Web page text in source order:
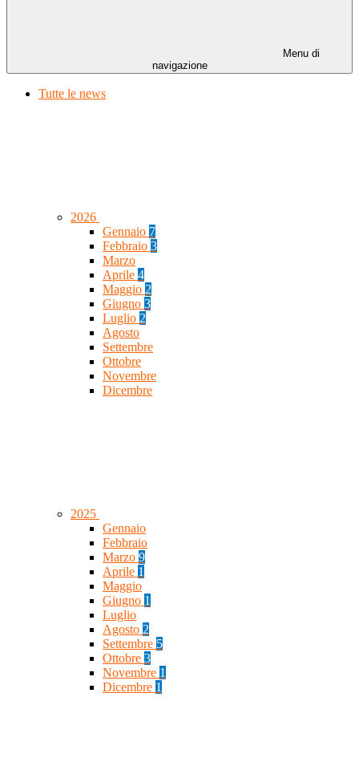
Menu di
navigazione
Tutte le news
2026
Gennaio 7
Febbraio 3
Marzo
Aprile 4
Maggio 2
Giugno 3
Luglio 2
Agosto
Settembre
Ottobre
Novembre
Dicembre
2025
Gennaio
Febbraio
Marzo 9
Aprile 1
Maggio
Giugno 1
Luglio
Agosto 2
Settembre 5
Ottobre 3
Novembre 1
Dicembre 1